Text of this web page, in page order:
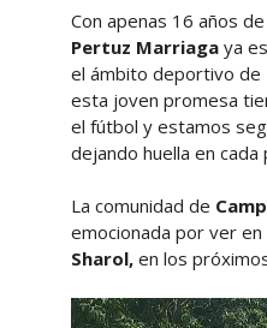
Con apenas 16 años
Pertuz Marriagaya
el ámbito deportivo de
esta joven promesa
el fútbol y estamos
dejando huella en
La comunidad de
emocionada por ver
Sharol,en los